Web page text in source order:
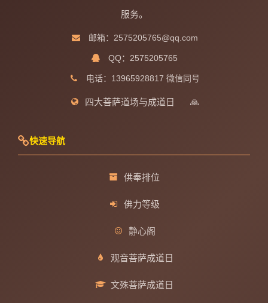
服务。
邮箱：2575205765@qq.com
QQ：2575205765
电话：13965928817 微信同号
四大菩萨道场与成道日 🙏
快速导航
供奉排位
佛力等级
静心阁
观音菩萨成道日
文殊菩萨成道日